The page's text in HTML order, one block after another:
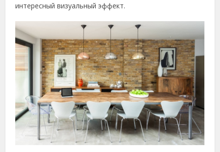
интересный визуальный эффект.